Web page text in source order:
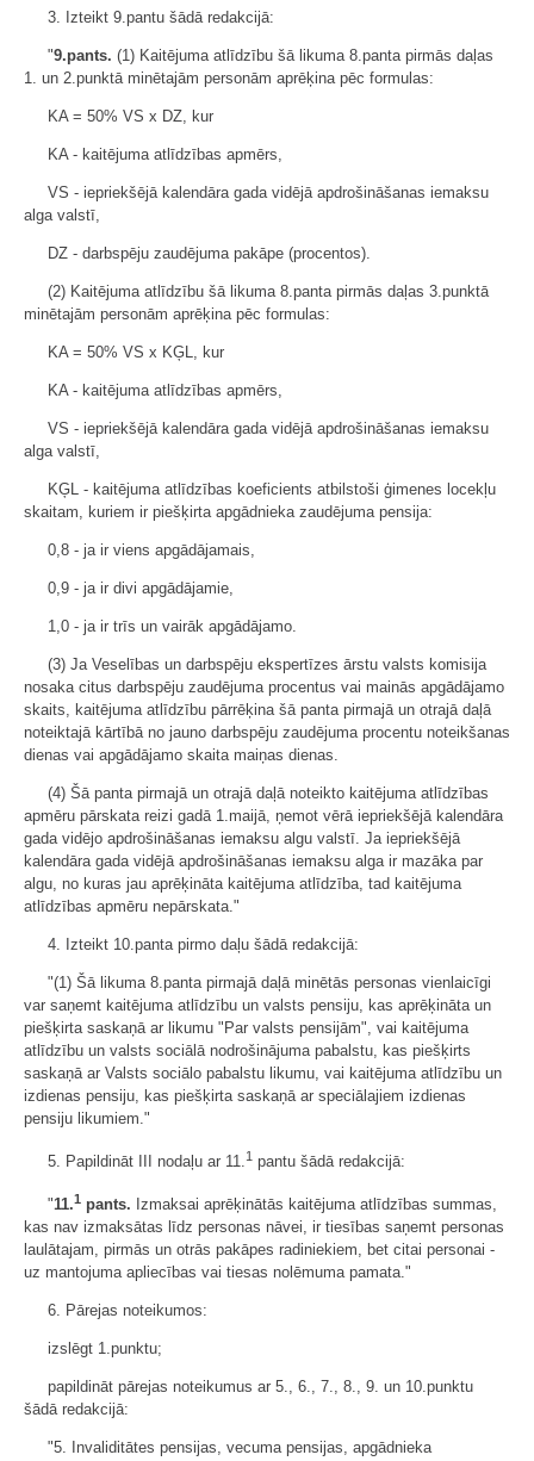
3. Izteikt 9.pantu šādā redakcijā:
"9.pants. (1) Kaitējuma atlīdzību šā likuma 8.panta pirmās daļas
1. un 2.punktā minētajām personām aprēķina pēc formulas:
KA = 50% VS x DZ, kur
KA - kaitējuma atlīdzības apmērs,
VS - iepriekšējā kalendāra gada vidējā apdrošināšanas iemaksu
alga valstī,
DZ - darbspēju zaudējuma pakāpe (procentos).
(2) Kaitējuma atlīdzību šā likuma 8.panta pirmās daļas 3.punktā
minētajām personām aprēķina pēc formulas:
KA = 50% VS x KĢL, kur
KA - kaitējuma atlīdzības apmērs,
VS - iepriekšējā kalendāra gada vidējā apdrošināšanas iemaksu
alga valstī,
KĢL - kaitējuma atlīdzības koeficients atbilstoši ģimenes locekļu
skaitam, kuriem ir piešķirta apgādnieka zaudējuma pensija:
0,8 - ja ir viens apgādājamais,
0,9 - ja ir divi apgādājamie,
1,0 - ja ir trīs un vairāk apgādājamo.
(3) Ja Veselības un darbspēju ekspertīzes ārstu valsts komisija
nosaka citus darbspēju zaudējuma procentus vai mainās apgādājamo
skaits, kaitējuma atlīdzību pārrēķina šā panta pirmajā un otrajā daļā
noteiktajā kārtībā no jauno darbspēju zaudējuma procentu noteikšanas
dienas vai apgādājamo skaita maiņas dienas.
(4) Šā panta pirmajā un otrajā daļā noteikto kaitējuma atlīdzības
apmēru pārskata reizi gadā 1.maijā, ņemot vērā iepriekšējā kalendāra
gada vidējo apdrošināšanas iemaksu algu valstī. Ja iepriekšējā
kalendāra gada vidējā apdrošināšanas iemaksu alga ir mazāka par
algu, no kuras jau aprēķināta kaitējuma atlīdzība, tad kaitējuma
atlīdzības apmēru nepārskata."
4. Izteikt 10.panta pirmo daļu šādā redakcijā:
"(1) Šā likuma 8.panta pirmajā daļā minētās personas vienlaicīgi
var saņemt kaitējuma atlīdzību un valsts pensiju, kas aprēķināta un
piešķirta saskaņā ar likumu "Par valsts pensijām", vai kaitējuma
atlīdzību un valsts sociālā nodrošinājuma pabalstu, kas piešķirts
saskaņā ar Valsts sociālo pabalstu likumu, vai kaitējuma atlīdzību un
izdienas pensiju, kas piešķirta saskaņā ar speciālajiem izdienas
pensiju likumiem."
5. Papildināt III nodaļu ar 11. 1 pantu šādā redakcijā:
"11.1 pants. Izmaksai aprēķinātās kaitējuma atlīdzības summas,
kas nav izmaksātas līdz personas nāvei, ir tiesības saņemt personas
laulātajam, pirmās un otrās pakāpes radiniekiem, bet citai personai -
uz mantojuma apliecības vai tiesas nolēmuma pamata."
6. Pārejas noteikumos:
izslēgt 1.punktu;
papildināt pārejas noteikumus ar 5., 6., 7., 8., 9. un 10.punktu
šādā redakcijā:
"5. Invaliditātes pensijas, vecuma pensijas, apgādnieka